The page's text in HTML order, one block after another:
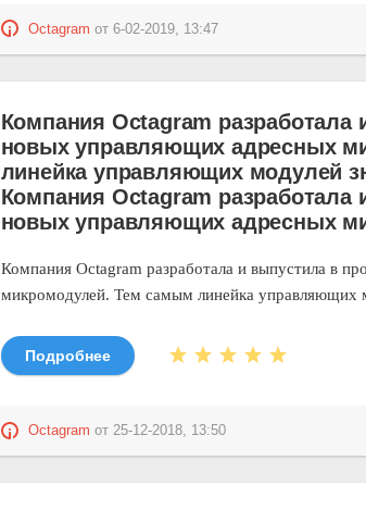
Octagram от 6-02-2019, 13:47
Компания Octagram
новых управляющих адресных
линейка управляющих модулей
Компания Octagram
новых управляющих адресных
Компания Octagram разработала и выпустила в
микромодулей. Тем самым линейка управляющих
Подробнее
Octagram от 25-12-2018, 13:50